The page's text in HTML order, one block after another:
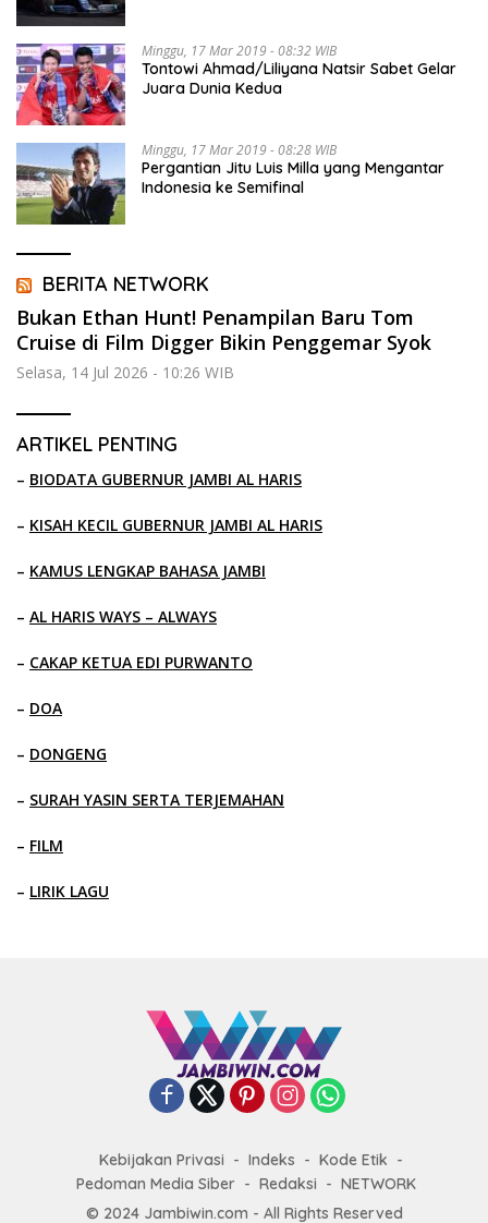
Minggu, 17 Mar 2019 - 08:32 WIB
Tontowi Ahmad/Liliyana Natsir Sabet Gelar
Juara Dunia Kedua
Minggu, 17 Mar 2019 - 08:28 WIB
Pergantian Jitu Luis Milla yang Mengantar
Indonesia ke Semifinal
BERITA NETWORK
Bukan Ethan Hunt! Penampilan Baru Tom
Cruise di Film Digger Bikin Penggemar Syok
Selasa, 14 Jul 2026 - 10:26 WIB
ARTIKEL PENTING
– BIODATA GUBERNUR JAMBI AL HARIS
– KISAH KECIL GUBERNUR JAMBI AL HARIS
– KAMUS LENGKAP BAHASA JAMBI
– AL HARIS WAYS – ALWAYS
– CAKAP KETUA EDI PURWANTO
– DOA
– DONGENG
– SURAH YASIN SERTA TERJEMAHAN
– FILM
– LIRIK LAGU
Kebijakan Privasi Indeks
Kode Etik
Pedoman Media Siber
Redaksi
NETWORK
© 2024 Jambiwin.com - All Rights Reserved